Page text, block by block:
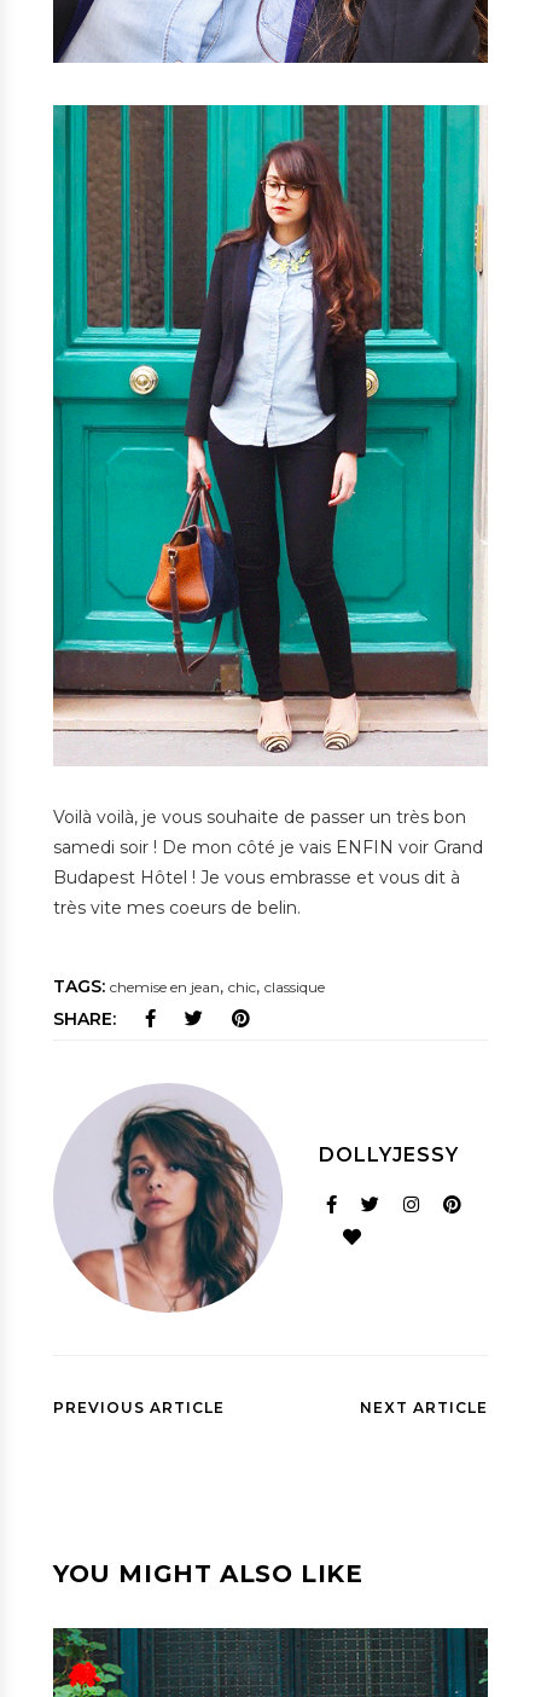
Voilà voilà, je vous souhaite de passer un très bon
samedi soir ! De mon côté je vais ENFIN voir Grand
Budapest Hôtel ! Je vous embrasse et vous dit à
très vite mes coeurs de belin.
TAGS: chemise en jean, chic, classique
SHARE:
DOLLYJESSY
PREVIOUS ARTICLE NEXT ARTICLE
YOU MIGHT ALSO LIKE